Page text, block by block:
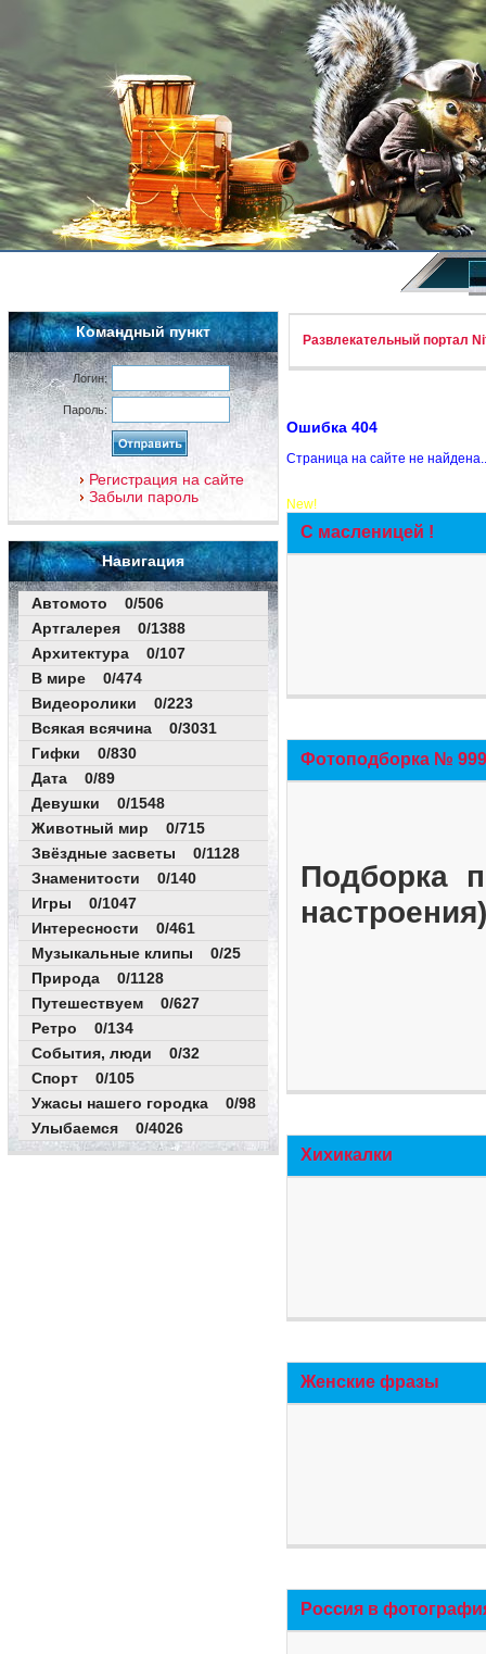
Командный пункт
Логин:
Пароль:
Регистрация на сайте
Забыли пароль
Навигация
Автомото 0/506
Артгалерея 0/1388
Архитектура 0/107
В мире 0/474
Видеоролики 0/223
Всякая всячина 0/3031
Гифки 0/830
Дата 0/89
Девушки 0/1548
Животный мир 0/715
Звёздные засветы 0/1128
Знаменитости 0/140
Игры 0/1047
Интересности 0/461
Музыкальные клипы 0/25
Природа 0/1128
Путешествуем 0/627
Ретро 0/134
События, люди 0/32
Спорт 0/105
Ужасы нашего городка 0/98
Улыбаемся 0/4026
Развлекательный портал
Ошибка 404
Страница на сайте не
New!
С масленицей !
Фотоподборка №
Подборка
Хихикалки
Женские фразы
Россия в